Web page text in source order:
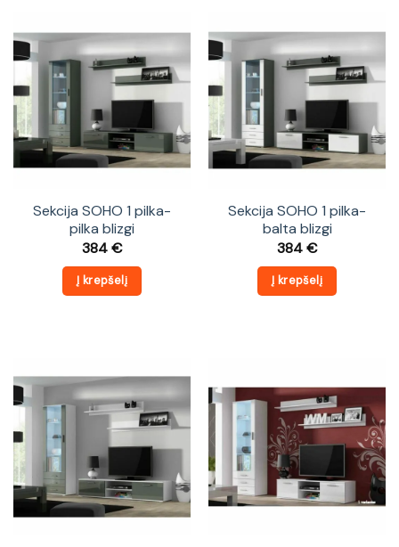
Sekcija SOHO 1 pilka-
pilka blizgi
384€
Į krepšelį
Sekcija SOHO 1 pilka-
balta blizgi
384€
Į krepšelį